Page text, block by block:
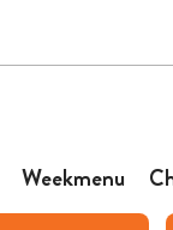
Weekmenu